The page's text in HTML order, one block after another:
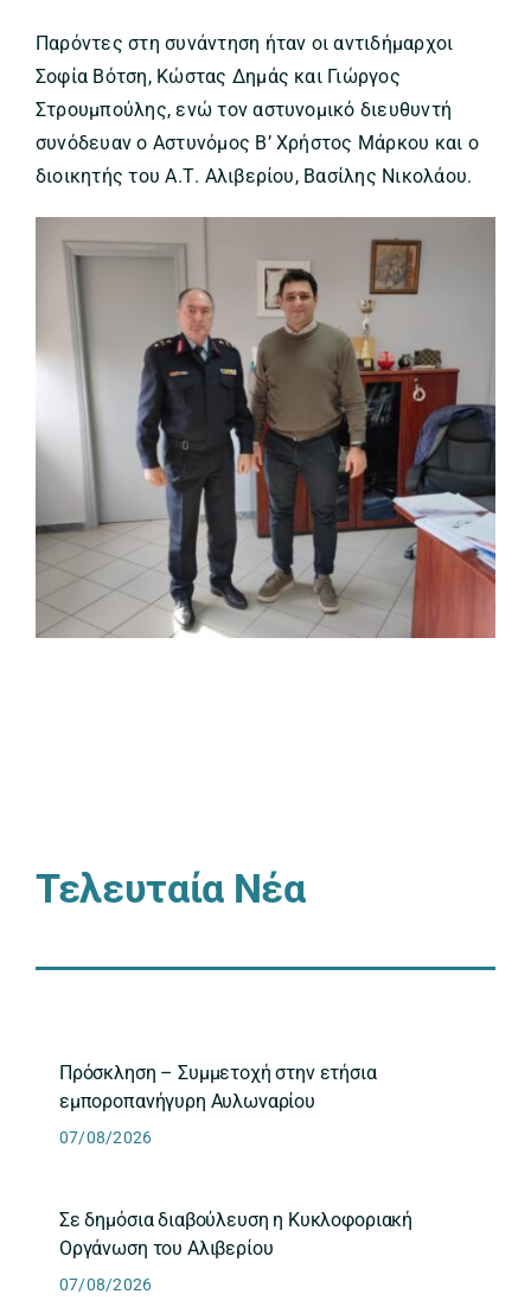
Παρόντες στη συνάντηση ήταν οι αντιδήμαρχοι
Σοφία Βότση, Κώστας Δημάς και Γιώργος
Στρουμπούλης, ενώ τον αστυνομικό διευθυντή
συνόδευαν ο Αστυνόμος Β’ Χρήστος Μάρκου και ο
διοικητής του Α.Τ. Αλιβερίου, Βασίλης Νικολάου.
Τελευταία Νέα
Πρόσκληση – Συμμετοχή στην ετήσια
εμποροπανήγυρη Αυλωναρίου
07/08/2026
Σε δημόσια διαβούλευση η Κυκλοφοριακή
Οργάνωση του Αλιβερίου
07/08/2026